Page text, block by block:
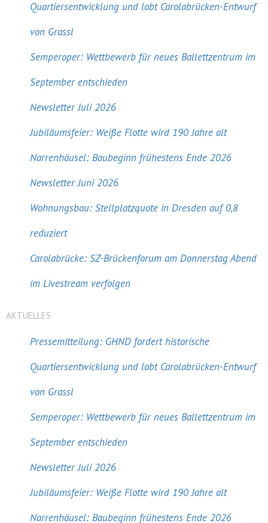
Quartiersentwicklung und lobt Carolabrücken-Entwurf
von Grassl
Semperoper: Wettbewerb für neues Ballettzentrum im
September entschieden
Newsletter Juli 2026
Jubiläumsfeier: Weiße Flotte wird 190 Jahre alt
Narrenhäusel: Baubeginn frühestens Ende 2026
Newsletter Juni 2026
Wohnungsbau: Stellplatzquote in Dresden auf 0,8
reduziert
Carolabrücke: SZ-Brückenforum am Donnerstag Abend
im Livestream verfolgen
AKTUELLES
Pressemitteilung: GHND fordert historische
Quartiersentwicklung und lobt Carolabrücken-Entwurf
von Grassl
Semperoper: Wettbewerb für neues Ballettzentrum im
September entschieden
Newsletter Juli 2026
Jubiläumsfeier: Weiße Flotte wird 190 Jahre alt
Narrenhäusel: Baubeginn frühestens Ende 2026